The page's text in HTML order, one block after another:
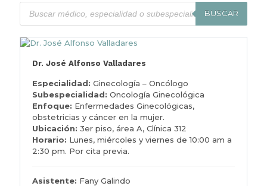
BUSCAR
Dr. José Alfonso Valladares
Especialidad: Ginecología – Oncólogo
Subespecialidad: Oncología Ginecológica
Enfoque: Enfermedades Ginecológicas,
obstetricias y cáncer en la mujer.
Ubicación: 3er piso, área A, Clínica 312
Horario: Lunes, miércoles y viernes de 10:00 am a
2:30 pm. Por cita previa.
Asistente: Fany Galindo